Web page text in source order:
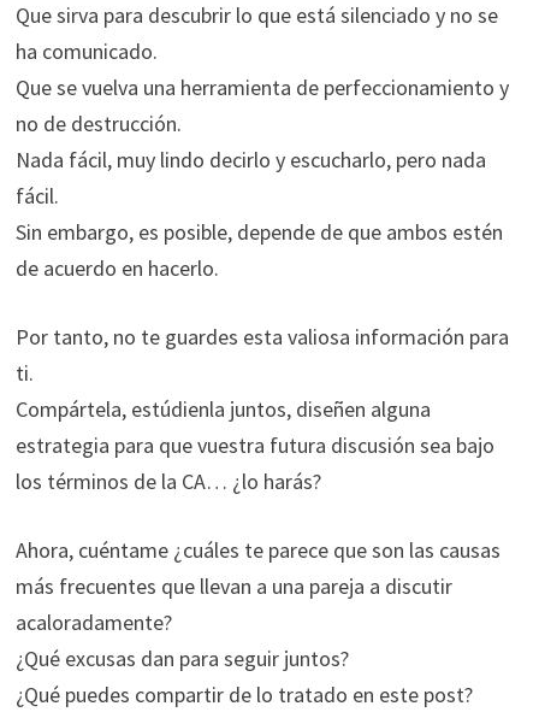
Que sirva para descubrir lo que está silenciado y no se
ha comunicado.
Que se vuelva una herramienta de perfeccionamiento y
no de destrucción.
Nada fácil, muy lindo decirlo y escucharlo, pero nada
fácil.
Sin embargo, es posible, depende de que ambos estén
de acuerdo en hacerlo.
Por tanto, no te guardes esta valiosa información para
ti.
Compártela, estúdienla juntos, diseñen alguna
estrategia para que vuestra futura discusión sea bajo
los términos de la CA… ¿lo harás?
Ahora, cuéntame ¿cuáles te parece que son las causas
más frecuentes que llevan a una pareja a discutir
acaloradamente?
¿Qué excusas dan para seguir juntos?
¿Qué puedes compartir de lo tratado en este post?